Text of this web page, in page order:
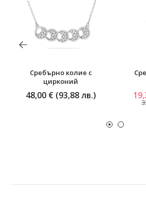
Сребърно колие с
цирконий
48,00 € (93,88 лв.)